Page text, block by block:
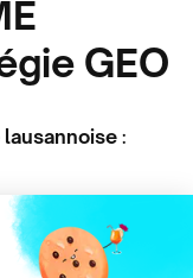
GEO
:
comptables en